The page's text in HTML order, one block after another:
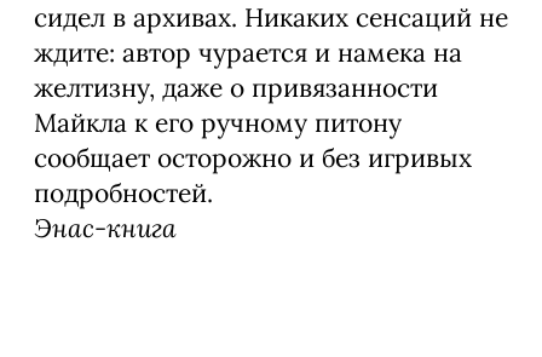
сидел в архивах. Никаких сенсаций не
ждите: автор чурается и намека на
желтизну, даже о привязанности
Майкла к его ручному питону
сообщает осторожно и без игривых
подробностей.
Энас-книга